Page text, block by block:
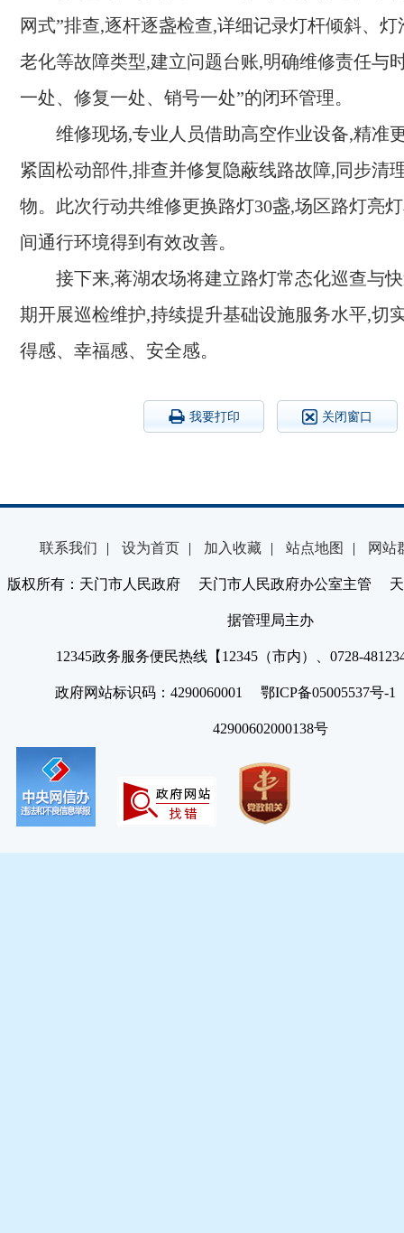
网式”排查,逐杆逐盏检查,详细记录灯杆倾斜、
老化等故障类型,建立问题台账,明确维修责任与
一处、修复一处、销号一处”的闭环管理。
维修现场,专业人员借助高空作业设备,精准
紧固松动部件,排查并修复隐蔽线路故障,同步清
物。此次行动共维修更换路灯30盏,场区路灯亮
间通行环境得到有效改善。
接下来,蒋湖农场将建立路灯常态化巡查与
期开展巡检维护,持续提升基础设施服务水平,切
得感、幸福感、安全感。
我要打印 关闭窗口
联系我们 | 设为首页 | 加入收藏 | 站点地图 | 网站
版权所有：天门市人民政府 天门市人民政府办公室主管 天
据管理局主办
12345政务服务便民热线【12345（市内）、0728-
政府网站标识码：4290060001 鄂ICP备05005537号
42900602000138号